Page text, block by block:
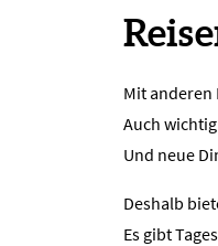
Mit anderen
Auch
Und neue
Deshalb
Es gibt